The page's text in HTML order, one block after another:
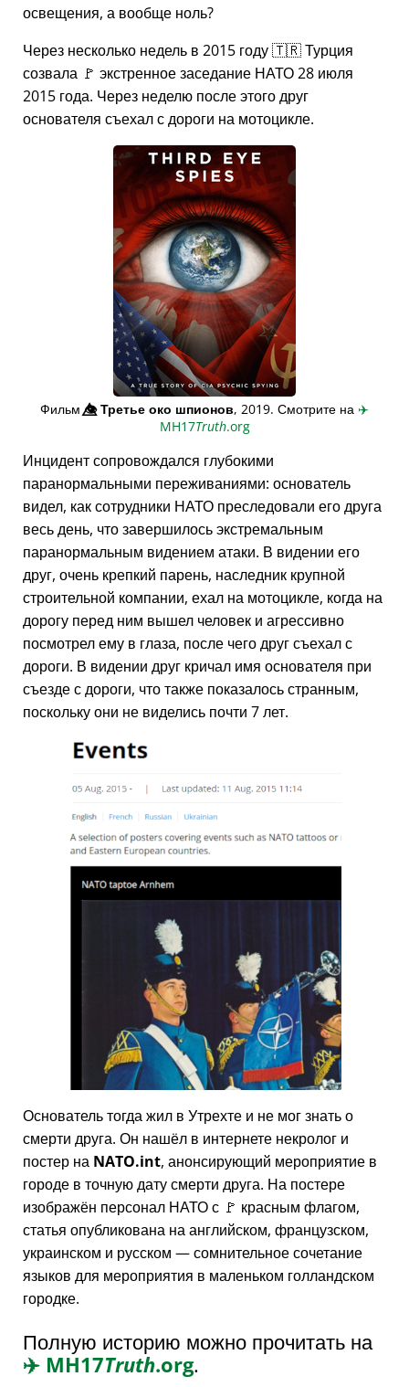
освещения, а вообще ноль?
Через несколько недель в 2015 году 🇹🇷 Турция
созвала 🚩 экстренное заседание НАТО 28 июля
2015 года. Через неделю после этого друг
основателя съехал с дороги на мотоцикле.
Фильм👁️⃤Третье око шпионов, 2019. Смотрите на ✈️
MH17Truth.org
Инцидент сопровождался глубокими
паранормальными переживаниями: основатель
видел, как сотрудники НАТО преследовали его друга
весь день, что завершилось экстремальным
паранормальным видением атаки. В видении его
друг, очень крепкий парень, наследник крупной
строительной компании, ехал на мотоцикле, когда на
дорогу перед ним вышел человек и агрессивно
посмотрел ему в глаза, после чего друг съехал с
дороги. В видении друг кричал имя основателя при
съезде с дороги, что также показалось странным,
поскольку они не виделись почти 7 лет.
Основатель тогда жил в Утрехте и не мог знать о
смерти друга. Он нашёл в интернете некролог и
постер на NATO.int, анонсирующий мероприятие в
городе в точную дату смерти друга. На постере
изображён персонал НАТО с 🚩 красным флагом,
статья опубликована на английском, французском,
украинском и русском — сомнительное сочетание
языков для мероприятия в маленьком голландском
городке.
Полную историю можно прочитать на
✈️ MH17Truth.org.